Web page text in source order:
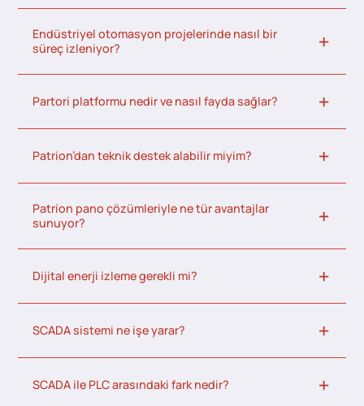
Endüstriyel otomasyon projelerinde nasıl bir
süreç izleniyor?
Partori platformu nedir ve nasıl fayda sağlar?
Patrion’dan teknik destek alabilir miyim?
Patrion pano çözümleriyle ne tür avantajlar
sunuyor?
Dijital enerji izleme gerekli mi?
SCADA sistemi ne işe yarar?
SCADA ile PLC arasındaki fark nedir?